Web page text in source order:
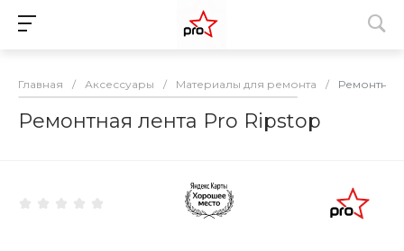
Главная / Аксессуары / Материалы для ремонта / Ремонтная
Ремонтная лента Pro Ripstop